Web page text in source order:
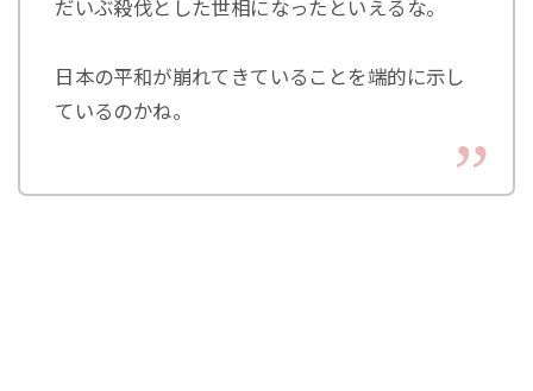
だいぶ殺伐とした世相になったといえるな。
日本の平和が崩れてきていることを端的に示し
ているのかね。